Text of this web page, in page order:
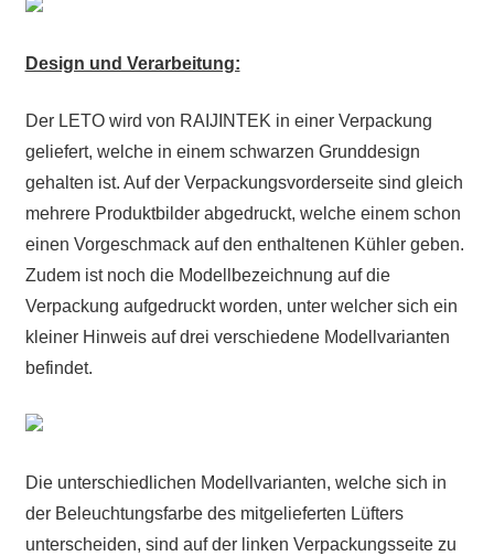
Design und Verarbeitung:
Der LETO wird von RAIJINTEK in einer Verpackung
geliefert, welche in einem schwarzen Grunddesign
gehalten ist. Auf der Verpackungsvorderseite sind gleich
mehrere Produktbilder abgedruckt, welche einem schon
einen Vorgeschmack auf den enthaltenen Kühler geben.
Zudem ist noch die Modellbezeichnung auf die
Verpackung aufgedruckt worden, unter welcher sich ein
kleiner Hinweis auf drei verschiedene Modellvarianten
befindet.
Die unterschiedlichen Modellvarianten, welche sich in
der Beleuchtungsfarbe des mitgelieferten Lüfters
unterscheiden, sind auf der linken Verpackungsseite zu